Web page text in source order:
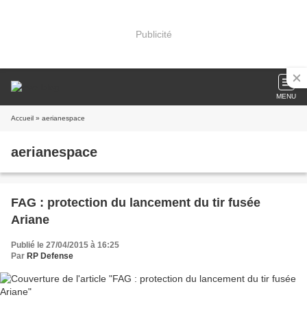
Publicité
MENU
Accueil » aerianespace
aerianespace
FAG : protection du lancement du tir fusée
Ariane
Publié le 27/04/2015 à 16:25
Par RP Defense